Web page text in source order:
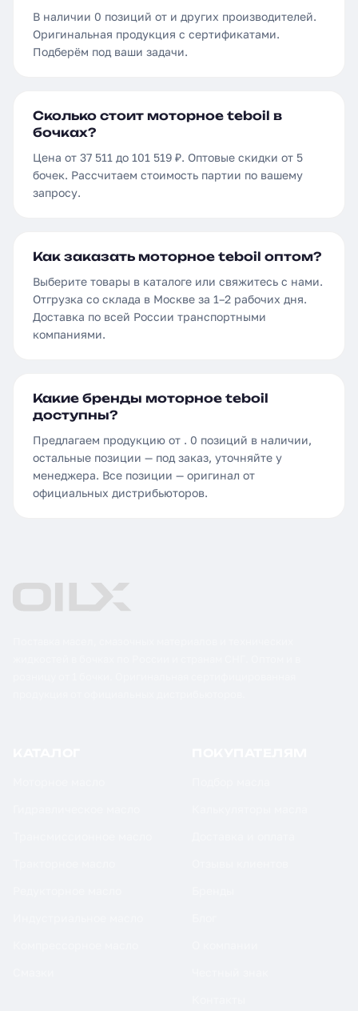
В наличии 0 позиций от и других производителей.
Оригинальная продукция с сертификатами.
Подберём под ваши задачи.
Сколько стоит моторное teboil в
бочках?
Цена от 37 511 до 101 519 ₽. Оптовые скидки от 5
бочек. Рассчитаем стоимость партии по вашему
запросу.
Как заказать моторное teboil оптом?
Выберите товары в каталоге или свяжитесь с нами.
Отгрузка со склада в Москве за 1–2 рабочих дня.
Доставка по всей России транспортными
компаниями.
Какие бренды моторное teboil
доступны?
Предлагаем продукцию от . 0 позиций в наличии,
остальные позиции — под заказ, уточняйте у
менеджера. Все позиции — оригинал от
официальных дистрибьюторов.